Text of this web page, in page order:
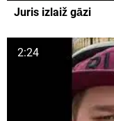
Juris izlaiž gāzi
2:24